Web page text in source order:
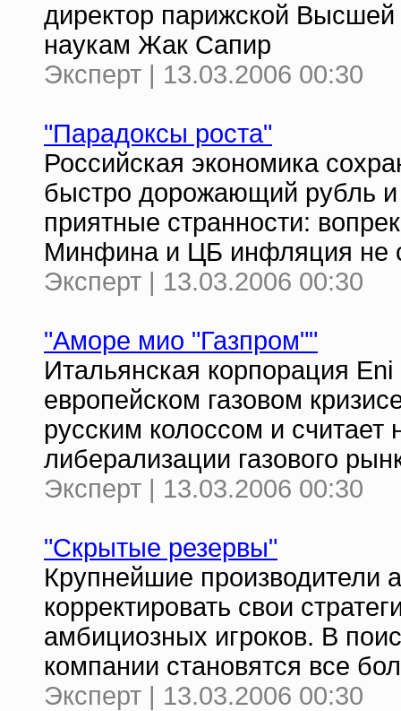
директор парижской
наукам Жак Сапир
Эксперт | 13.03.2006 00:30
"Парадоксы роста"
Российская экономика
быстро дорожающий рубль и
приятные странности:
Минфина и ЦБ инфляция не
Эксперт | 13.03.2006 00:30
"Аморе мио "Газпром""
Итальянская корпорация
европейском газовом
русским колоссом и
либерализации газового
Эксперт | 13.03.2006 00:30
"Скрытые резервы"
Крупнейшие производители
корректировать свои
амбициозных игроков. В
компании становятся все
Эксперт | 13.03.2006 00:30